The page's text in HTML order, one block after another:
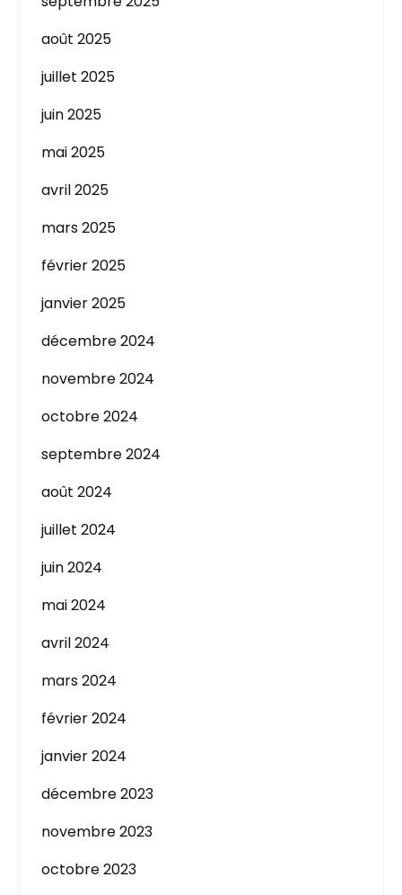
août 2025
juillet 2025
juin 2025
mai 2025
avril 2025
mars 2025
février 2025
janvier 2025
décembre 2024
novembre 2024
octobre 2024
septembre 2024
août 2024
juillet 2024
juin 2024
mai 2024
avril 2024
mars 2024
février 2024
janvier 2024
décembre 2023
novembre 2023
octobre 2023